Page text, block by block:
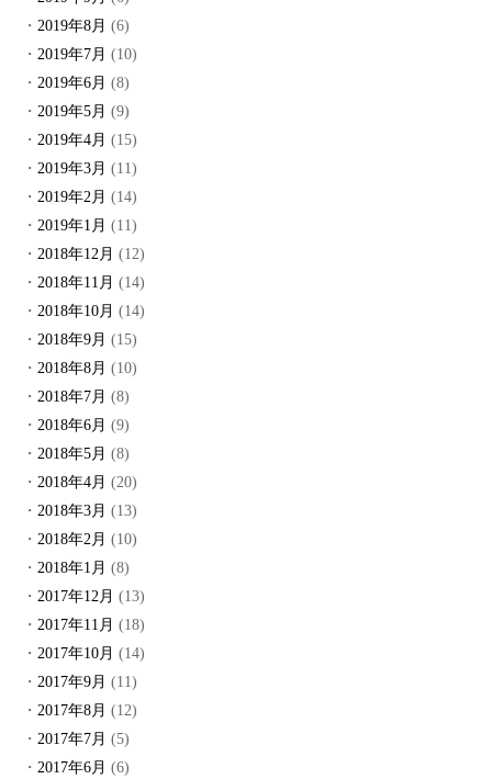
2019年8月 (6)
2019年7月 (10)
2019年6月 (8)
2019年5月 (9)
2019年4月 (15)
2019年3月 (11)
2019年2月 (14)
2019年1月 (11)
2018年12月 (12)
2018年11月 (14)
2018年10月 (14)
2018年9月 (15)
2018年8月 (10)
2018年7月 (8)
2018年6月 (9)
2018年5月 (8)
2018年4月 (20)
2018年3月 (13)
2018年2月 (10)
2018年1月 (8)
2017年12月 (13)
2017年11月 (18)
2017年10月 (14)
2017年9月 (11)
2017年8月 (12)
2017年7月 (5)
2017年6月 (6)